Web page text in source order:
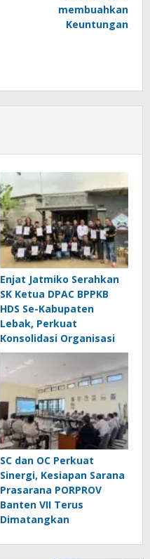
membuahkan
Keuntungan
Enjat Jatmiko Serahkan
SK Ketua DPAC BPPKB
HDS Se-Kabupaten
Lebak, Perkuat
Konsolidasi Organisasi
SC dan OC Perkuat
Sinergi, Kesiapan Sarana
Prasarana PORPROV
Banten VII Terus
Dimatangkan